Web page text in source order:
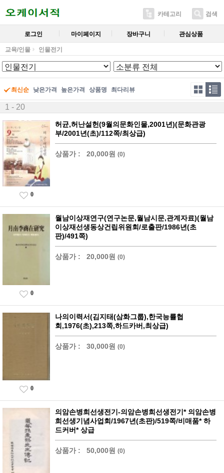
카테고리 검색
로그인 마이페이지 장바구니 관심상품
교육/인물 인물전기
최신순 낮은가격 높은가격 상품명 최다리뷰
1 - 20
허균,허난설헌(9월의문화인물,2001년)(문화관광
부/2001년(초)/112쪽/최상급)
상품가 : 20,000원 (0)
0
월남이상재연구(연구논문,월남시문,관계자료)(월남
이상재선생동상건립위원회/로출판/1986년(초
판)/491쪽)
상품가 : 20,000원 (0)
0
나의이력서(김지태(삼화그룹),한국능률협
회,1976(초),213쪽,하드카버,최상급)
상품가 : 30,000원 (0)
0
의암손병희선생전기-의암손병희선생전기* 의암손병
희선생기념사업회/1967년(초판)/519쪽/비매품* 하
드커버* 상급
상품가 : 50,000원 (0)